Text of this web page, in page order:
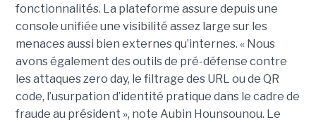
fonctionnalités. La plateforme assure depuis une
console unifiée une visibilité assez large sur les
menaces aussi bien externes qu’internes. « Nous
avons également des outils de pré-défense contre
les attaques zero day, le filtrage des URL ou de QR
code, l’usurpation d’identité pratique dans le cadre de
fraude au président », note Aubin Hounsounou. Le